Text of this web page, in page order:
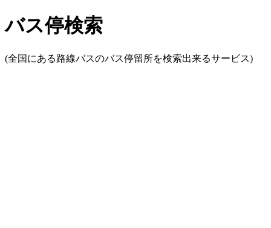
バス停検索
(全国にある路線バスのバス停留所を検索出来るサービス)